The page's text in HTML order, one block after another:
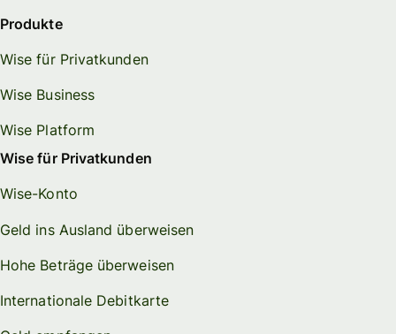
Produkte
Wise für Privatkunden
Wise Business
Wise Platform
Wise für Privatkunden
Wise-Konto
Geld ins Ausland überweisen
Hohe Beträge überweisen
Internationale Debitkarte